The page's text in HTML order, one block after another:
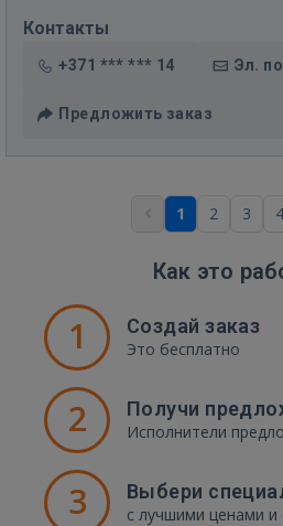
Контакты
+371 *** *** 14 Эл.
Предложить заказ
1 2 3 4
Как это
1 Создай заказ
Это бесплатно
2 Получи
Исполнители
3 Выбери
с лучшими ценами